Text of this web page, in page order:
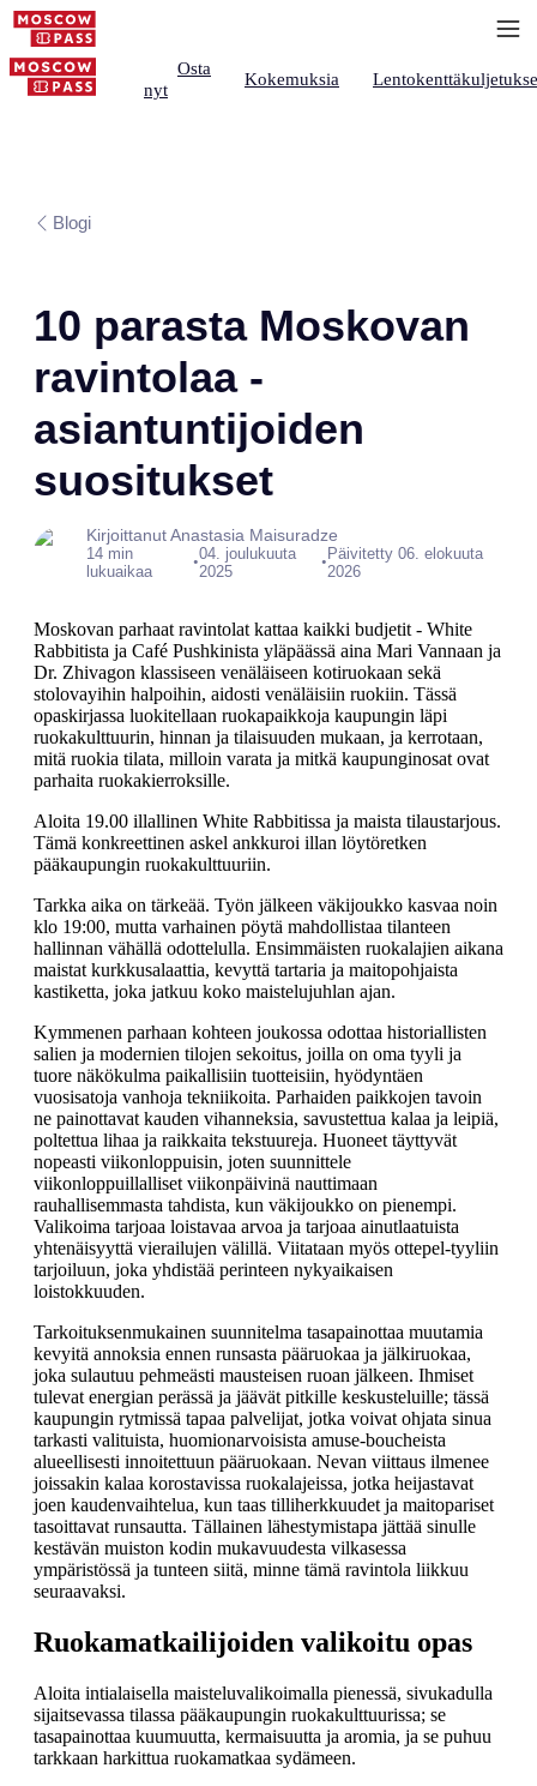
Osta
nyt
Kokemuksia
Blogi
10 parasta Moskovan
ravintolaa -
asiantuntijoiden
suositukset
Kirjoittanut Anastasia Maisuradze
14 min
lukuaikaa
•04. joulukuuta
2025
• Päivitetty 06. elokuuta
2026
Moskovan parhaat ravintolat kattaa kaikki budjetit - White
Rabbitista ja Café Pushkinista yläpäässä aina Mari Vannaan ja
Dr. Zhivagon klassiseen venäläiseen kotiruokaan sekä
stolovayihin halpoihin, aidosti venäläisiin ruokiin. Tässä
opaskirjassa luokitellaan ruokapaikkoja kaupungin läpi
ruokakulttuurin, hinnan ja tilaisuuden mukaan, ja kerrotaan,
mitä ruokia tilata, milloin varata ja mitkä kaupunginosat ovat
parhaita ruokakierroksille.
Aloita 19.00 illallinen White Rabbitissa ja maista tilaustarjous.
Tämä konkreettinen askel ankkuroi illan löytöretken
pääkaupungin ruokakulttuuriin.
Tarkka aika on tärkeää. Työn jälkeen väkijoukko kasvaa noin
klo 19:00, mutta varhainen pöytä mahdollistaa tilanteen
hallinnan vähällä odottelulla. Ensimmäisten ruokalajien aikana
maistat kurkkusalaattia, kevyttä tartaria ja maitopohjaista
kastiketta, joka jatkuu koko maistelujuhlan ajan.
Kymmenen parhaan kohteen joukossa odottaa historiallisten
salien ja modernien tilojen sekoitus, joilla on oma tyyli ja
tuore näkökulma paikallisiin tuotteisiin, hyödyntäen
vuosisatoja vanhoja tekniikoita. Parhaiden paikkojen tavoin
ne painottavat kauden vihanneksia, savustettua kalaa ja leipiä,
poltettua lihaa ja raikkaita tekstuureja. Huoneet täyttyvät
nopeasti viikonloppuisin, joten suunnittele
viikonloppuillalliset viikonpäivinä nauttimaan
rauhallisemmasta tahdista, kun väkijoukko on pienempi.
Valikoima tarjoaa loistavaa arvoa ja tarjoaa ainutlaatuista
yhtenäisyyttä vierailujen välillä. Viitataan myös ottepel-tyyliin
tarjoiluun, joka yhdistää perinteen nykyaikaisen
loistokkuuden.
Tarkoituksenmukainen suunnitelma tasapainottaa muutamia
kevyitä annoksia ennen runsasta pääruokaa ja jälkiruokaa,
joka sulautuu pehmeästi mausteisen ruoan jälkeen. Ihmiset
tulevat energian perässä ja jäävät pitkille keskusteluille; tässä
kaupungin rytmissä tapaa palvelijat, jotka voivat ohjata sinua
tarkasti valituista, huomionarvoisista amuse-boucheista
alueellisesti innoitettuun pääruokaan. Nevan viittaus ilmenee
joissakin kalaa korostavissa ruokalajeissa, jotka heijastavat
joen kaudenvaihtelua, kun taas tilliherkkuudet ja maitopariset
tasoittavat runsautta. Tällainen lähestymistapa jättää sinulle
kestävän muiston kodin mukavuudesta vilkasessa
ympäristössä ja tunteen siitä, minne tämä ravintola liikkuu
seuraavaksi.
Ruokamatkailijoiden valikoitu opas
Aloita intialaisella maisteluvalikoimalla pienessä, sivukadulla
sijaitsevassa tilassa pääkaupungin ruokakulttuurissa; se
tasapainottaa kuumuutta, kermaisuutta ja aromia, ja se puhuu
tarkkaan harkittua ruokamatkaa sydämeen.